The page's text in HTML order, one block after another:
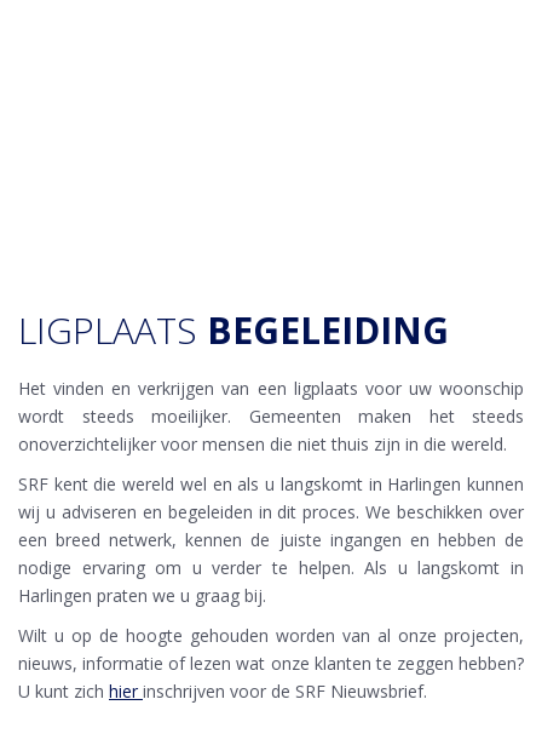
LIGPLAATS BEGELEIDING
Het vinden en verkrijgen van een ligplaats voor uw woonschip
wordt steeds moeilijker. Gemeenten maken het steeds
onoverzichtelijker voor mensen die niet thuis zijn in die wereld.
SRF kent die wereld wel en als u langskomt in Harlingen kunnen
wij u adviseren en begeleiden in dit proces. We beschikken over
een breed netwerk, kennen de juiste ingangen en hebben de
nodige ervaring om u verder te helpen. Als u langskomt in
Harlingen praten we u graag bij.
Wilt u op de hoogte gehouden worden van al onze projecten,
nieuws, informatie of lezen wat onze klanten te zeggen hebben?
U kunt zich hier inschrijven voor de SRF Nieuwsbrief.